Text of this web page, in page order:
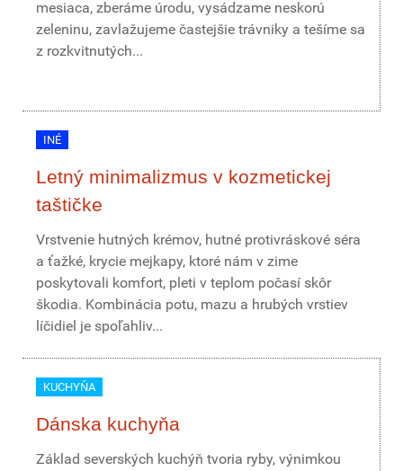
mesiaca, zberáme úrodu, vysádzame neskorú
zeleninu, zavlažujeme častejšie trávniky a tešíme sa
z rozkvitnutých...
INÉ
Letný minimalizmus v kozmetickej
taštičke
Vrstvenie hutných krémov, hutné protivráskové séra
a ťažké, krycie mejkapy, ktoré nám v zime
poskytovali komfort, pleti v teplom počasí skôr
škodia. Kombinácia potu, mazu a hrubých vrstiev
líčidiel je spoľahliv...
KUCHYŇA
Dánska kuchyňa
Základ severských kuchýň tvoria ryby, výnimkou